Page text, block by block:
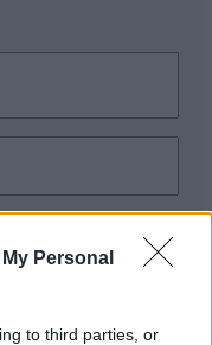
Personal
to third parties, or
σχολιασμού
ΠΡΟΣΘΗΚΗ